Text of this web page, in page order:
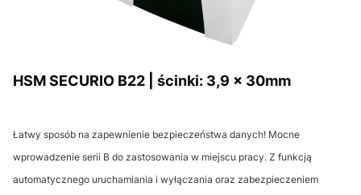
HSM SECURIO B22 | ścinki: 3,9 x 30mm
Łatwy sposób na zapewnienie bezpieczeństwa danych! Mocne
wprowadzenie serii B do zastosowania w miejscu pracy. Z funkcją
automatycznego uruchamiania i wyłączania oraz zabezpieczeniem